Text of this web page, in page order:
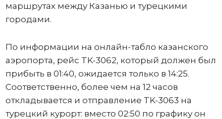
маршрутах между Казанью и турецкими
городами.
По информации на онлайн-табло казанского
аэропорта, рейс TK-3062, который должен был
прибыть в 01:40, ожидается только в 14:25.
Соответственно, более чем на 12 часов
откладывается и отправление TK-3063 на
турецкий курорт: вместо 02:50 по графику он